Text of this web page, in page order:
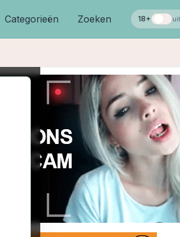
Categorieën Zoeken 18+ uit